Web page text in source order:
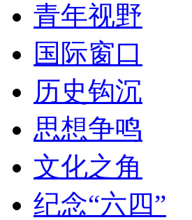
青年视野
国际窗口
历史钩沉
思想争鸣
文化之角
纪念“六四”